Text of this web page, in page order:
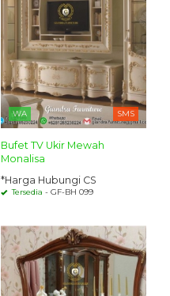
WA SMS
Bufet TV Ukir Mewah
Monalisa
*Harga Hubungi CS
Tersedia - GF-BH 099